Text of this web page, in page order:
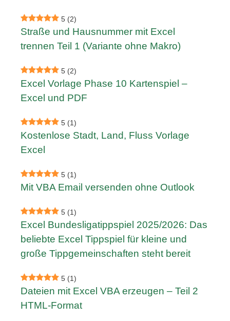
5 (2)
Straße und Hausnummer mit Excel
trennen Teil 1 (Variante ohne Makro)
5 (2)
Excel Vorlage Phase 10 Kartenspiel –
Excel und PDF
5 (1)
Kostenlose Stadt, Land, Fluss Vorlage
Excel
5 (1)
Mit VBA Email versenden ohne Outlook
5 (1)
Excel Bundesligatippspiel 2025/2026: Das
beliebte Excel Tippspiel für kleine und
große Tippgemeinschaften steht bereit
5 (1)
Dateien mit Excel VBA erzeugen – Teil 2
HTML-Format